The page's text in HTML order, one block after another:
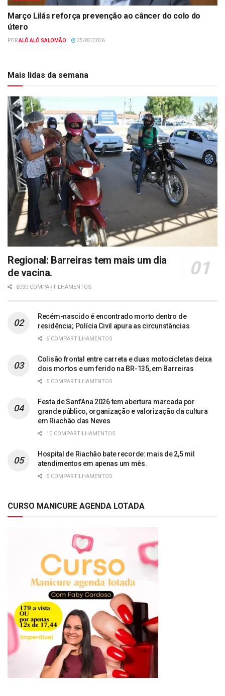
Março Lilás reforça prevenção ao câncer do colo do
útero
PORALÔ ALÔ SALOMÃO 25/02/2026
Mais lidas da semana
Regional: Barreiras tem mais um dia
de vacina.
6030 COMPARTILHAMENTOS
Recém-nascido é encontrado morto dentro de
residência; Polícia Civil apura as circunstâncias
6 COMPARTILHAMENTOS
Colisão frontal entre carreta e duas motocicletas deixa
dois mortos e um ferido na BR-135, em Barreiras
5 COMPARTILHAMENTOS
Festa de Sant’Ana 2026 tem abertura marcada por
grande público, organização e valorização da cultura
em Riachão das Neves
10 COMPARTILHAMENTOS
Hospital de Riachão bate recorde: mais de 2,5 mil
atendimentos em apenas um mês.
5 COMPARTILHAMENTOS
CURSO MANICURE AGENDA LOTADA